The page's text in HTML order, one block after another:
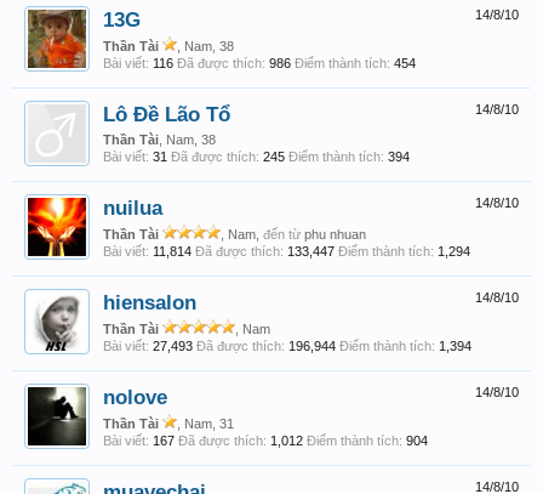
14/8/10
13G
Thần Tài
, Nam, 38
Bài viết: 116 Đã được thích: 986 Điểm thành tích: 454
14/8/10
Lô Đề Lão Tổ
Thần Tài , Nam, 38
Bài viết: 31 Đã được thích: 245 Điểm thành tích: 394
14/8/10
nuilua
Thần Tài , Nam, đến từ phu nhuan
Bài viết: 11,814 Đã được thích: 133,447 Điểm thành tích: 1,294
14/8/10
hiensalon
Thần Tài
, Nam
Bài viết: 27,493 Đã được thích: 196,944 Điểm thành tích: 1,394
14/8/10
nolove
Thần Tài
, Nam, 31
Bài viết: 167 Đã được thích: 1,012 Điểm thành tích: 904
14/8/10